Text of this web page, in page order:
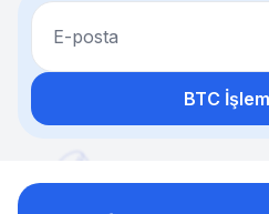
E-posta
BTC